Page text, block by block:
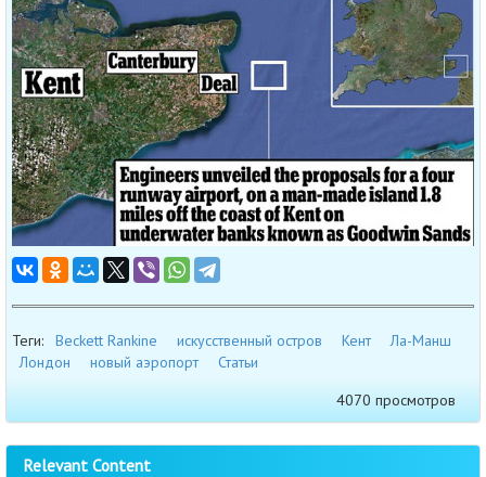
Теги: Beckett Rankine искусственный остров Кент
Ла-Манш
Лондон
новый аэропорт
Статьи
4070 просмотров
Relevant Content